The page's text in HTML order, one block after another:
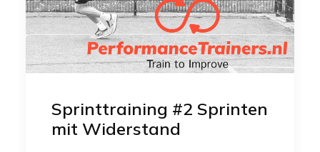
Sprinttraining #2 Sprinten
mit Widerstand